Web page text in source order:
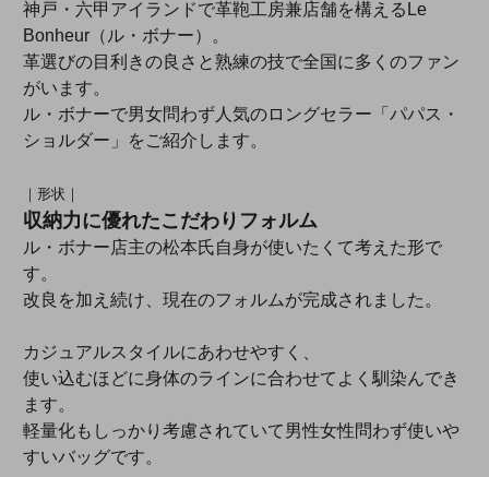
神戸・六甲アイランドで革鞄工房兼店舗を構えるLe
Bonheur（ル・ボナー）。
革選びの目利きの良さと熟練の技で全国に多くのファン
がいます。
ル・ボナーで男女問わず人気のロングセラー「パパス・
ショルダー」をご紹介します。
｜形状｜
収納力に優れたこだわりフォルム
ル・ボナー店主の松本氏自身が使いたくて考えた形で
す。
改良を加え続け、現在のフォルムが完成されました。
カジュアルスタイルにあわせやすく、
使い込むほどに身体のラインに合わせてよく馴染んでき
ます。
軽量化もしっかり考慮されていて男性女性問わず使いや
すいバッグです。